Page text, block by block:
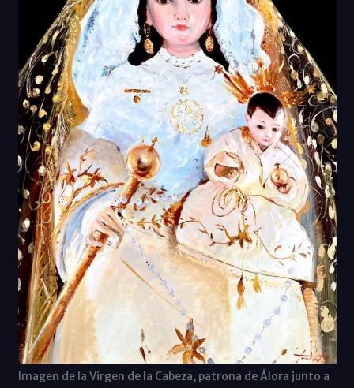
Imagen de la Virgen de la Cabeza, patrona de Álora junto a